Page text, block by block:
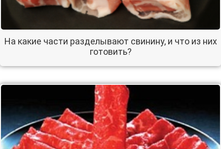
На какие части разделывают свинину, и что из них
готовить?